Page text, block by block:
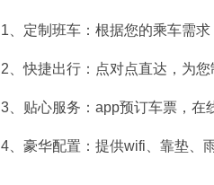
1、定制班车：根据您的乘车需
2、快捷出行：点对点直达，为您
3、贴心服务：app预订车票，在
4、豪华配置：提供wifi、靠垫、